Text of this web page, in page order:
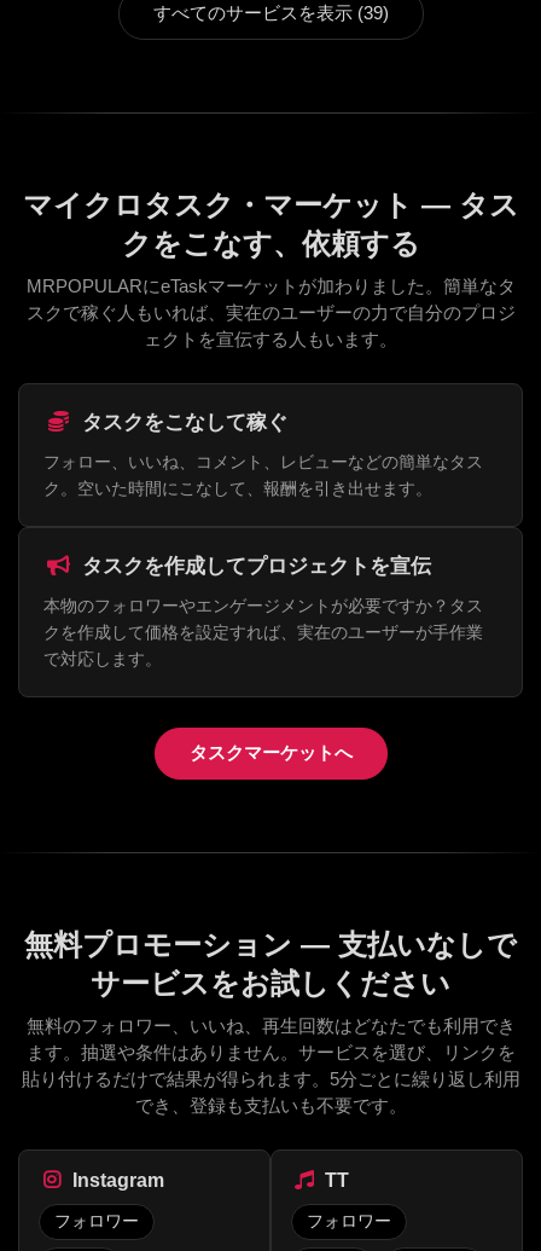
すべてのサービスを表示 (39)
マイクロタスク・マーケット — タス
クをこなす、依頼する
MRPOPULARにeTaskマーケットが加わりました。簡単なタ
スクで稼ぐ人もいれば、実在のユーザーの力で自分のプロジ
ェクトを宣伝する人もいます。
タスクをこなして稼ぐ
フォロー、いいね、コメント、レビューなどの簡単なタス
ク。空いた時間にこなして、報酬を引き出せます。
タスクを作成してプロジェクトを宣伝
本物のフォロワーやエンゲージメントが必要ですか？タス
クを作成して価格を設定すれば、実在のユーザーが手作業
で対応します。
タスクマーケットへ
無料プロモーション — 支払いなしで
サービスをお試しください
無料のフォロワー、いいね、再生回数はどなたでも利用でき
ます。抽選や条件はありません。サービスを選び、リンクを
貼り付けるだけで結果が得られます。5分ごとに繰り返し利用
でき、登録も支払いも不要です。
Instagram
フォロワー
TT
フォロワー